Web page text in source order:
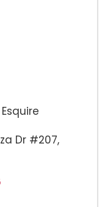
Dr #207,